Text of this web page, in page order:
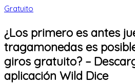
Gratuito
¿Los primero es antes
tragamonedas es
giros gratuito? –
aplicación Wild Dice